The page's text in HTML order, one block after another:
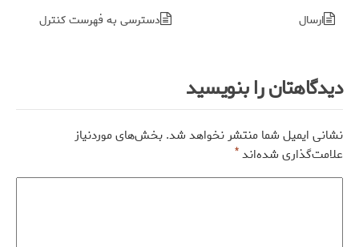
دسترسی به فهرست کنترل
ارسال
دیدگاهتان را بنویسید
نشانی ایمیل شما منتشر نخواهد شد. بخش‌های موردنیاز
علامت‌گذاری شده‌اند *